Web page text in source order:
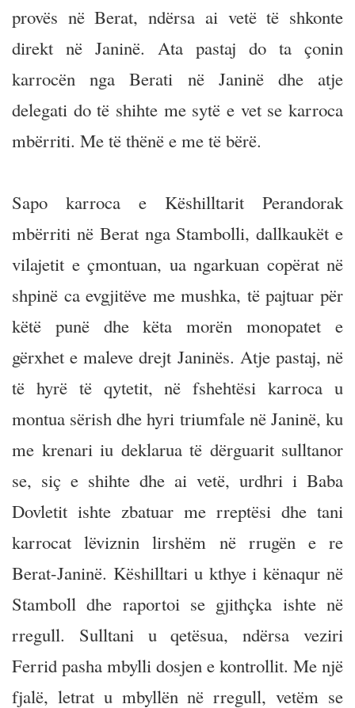
provës në Berat, ndërsa ai vetë të shkonte
direkt në Janinë. Ata pastaj do ta çonin
karrocën nga Berati në Janinë dhe atje
delegati do të shihte me sytë e vet se karroca
mbërriti. Me të thënë e me të bërë.
Sapo karroca e Këshilltarit Perandorak
mbërriti në Berat nga Stambolli, dallkaukët e
vilajetit e çmontuan, ua ngarkuan copërat në
shpinë ca evgjitëve me mushka, të pajtuar për
këtë punë dhe këta morën monopatet e
gërxhet e maleve drejt Janinës. Atje pastaj, në
të hyrë të qytetit, në fshehtësi karroca u
montua sërish dhe hyri triumfale në Janinë, ku
me krenari iu deklarua të dërguarit sulltanor
se, siç e shihte dhe ai vetë, urdhri i Baba
Dovletit ishte zbatuar me rreptësi dhe tani
karrocat lëviznin lirshëm në rrugën e re
Berat-Janinë. Këshilltari u kthye i kënaqur në
Stamboll dhe raportoi se gjithçka ishte në
rregull. Sulltani u qetësua, ndërsa veziri
Ferrid pasha mbylli dosjen e kontrollit. Me një
fjalë, letrat u mbyllën në rregull, vetëm se